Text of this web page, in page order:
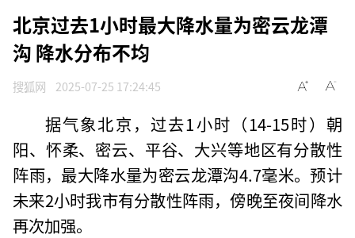
北京过去1小时最大降水量为密云龙潭
沟 降水分布不均
搜狐网 2025-07-25 17:24:45
据气象北京，过去1小时（14-15时）朝
阳、怀柔、密云、平谷、大兴等地区有分散性
阵雨，最大降水量为密云龙潭沟4.7毫米。预计
未来2小时我市有分散性阵雨，傍晚至夜间降水
再次加强。